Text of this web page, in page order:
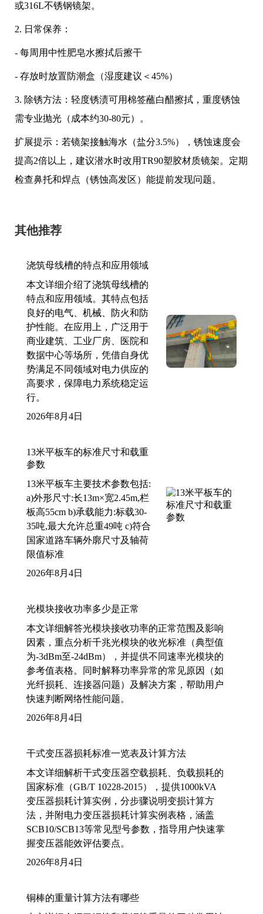
或316L不锈钢镜架。
2. 日常保养：
- 每周用中性肥皂水擦拭后擦干
- 存放时放置防潮盒（湿度建议＜45%）
3. 除锈方法：轻度锈渍可用棉签蘸白醋擦拭，重度锈蚀
需专业抛光（成本约30-80元）。
扩展提示：若镜架接触海水（盐分3.5%），锈蚀速度会
提高2倍以上，建议潜水时改用TR90塑胶材质镜架。定期
检查鼻托和焊点（锈蚀高发区）能提前发现问题。
其他推荐
浇筑母线槽的特点和应用领域
本文详细介绍了浇筑母线槽的
特点和应用领域。其特点包括
良好的电气、机械、防火和防
护性能。在应用上，广泛用于
商业建筑、工业厂房、医院和
数据中心等场所，凭借自身优
势满足不同领域对电力供应的
高要求，保障电力系统稳定运
行。
2026年8月4日
13米平板车的标准尺寸和载重
参数
13米平板车主要技术参数包括:
a)外形尺寸:长13m×宽2.45m,栏
板高55cm b)承载能力:标载30-
35吨,最大允许总重49吨 c)符合
国家道路车辆外廓尺寸及轴荷
限值标准
2026年8月4日
光模块接收功率多少是正常
本文详细解答光模块接收功率的正常范围及影响
因素，重点分析千兆光模块的收光标准（典型值
为-3dBm至-24dBm），并提供不同速率光模块的
参考值表格。同时解释功率异常的常见原因（如
光纤损耗、连接器问题）及解决方案，帮助用户
快速判断网络性能问题。
2026年8月4日
干式变压器损耗标准一览表及计算方法
本文详细解析干式变压器空载损耗、负载损耗的
国家标准（GB/T 10228-2015），提供1000kVA
变压器损耗计算实例，分步骤说明变损计算方
法，并附电力变压器损耗计算实例表格，涵盖
SCB10/SCB13等常见型号参数，指导用户快速掌
握变压器能效评估要点。
2026年8月4日
铜棒的重量计算方法有哪些